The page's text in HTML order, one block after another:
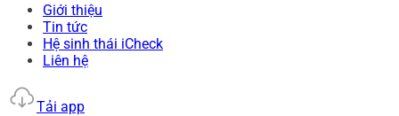
Giới thiệu
Tin tức
Hệ sinh thái iCheck
Liên hệ
Tải app